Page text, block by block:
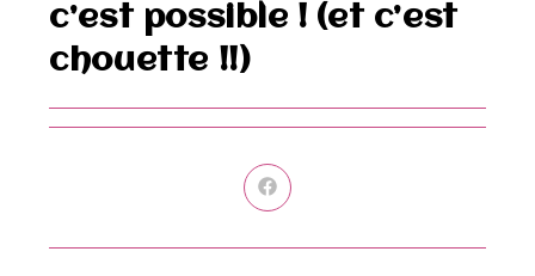
c’est possible ! (et c’est
chouette !!)
Ouvrir
dans
autre